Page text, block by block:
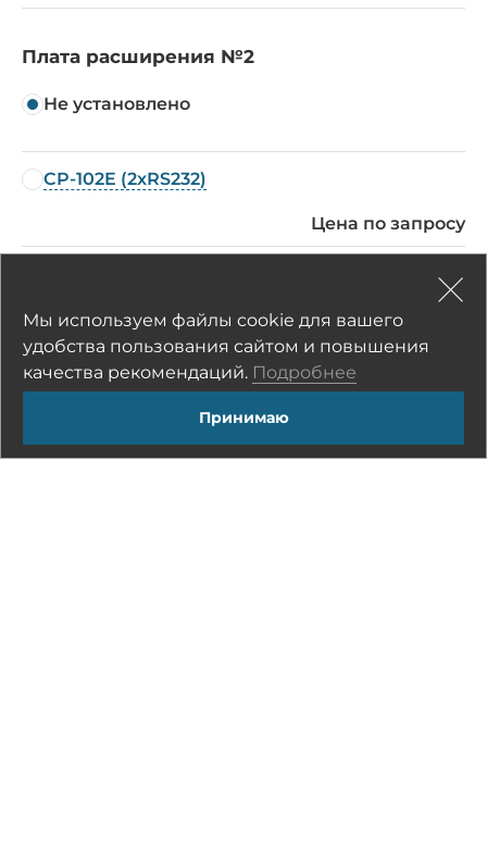
Плата расширения №2
Не установлено
CP-102E (2xRS232)
Цена по запросу
Цена по запросу
Операционная система
Мы используем файлы cookie для вашего
удобства пользования сайтом и повышения
качества рекомендаций. Подробнее
Принимаю